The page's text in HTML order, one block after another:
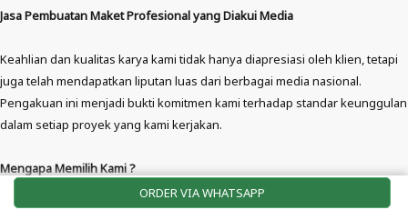
ORDER VIA WHATSAPP
Jasa Pembuatan Maket Profesional yang Diakui Media
Keahlian dan kualitas karya kami tidak hanya diapresiasi oleh klien, tetapi
juga telah mendapatkan liputan luas dari berbagai media nasional.
Pengakuan ini menjadi bukti komitmen kami terhadap standar keunggulan
dalam setiap proyek yang kami kerjakan.
Mengapa Memilih Kami ?
Reputasi kami telah diliput dan diulas oleh banyak media